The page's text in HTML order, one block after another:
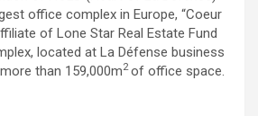
office complex in Europe, “Coeur
of Lone Star Real Estate Fund
located at La Défense business
than 159,000m2of office space.